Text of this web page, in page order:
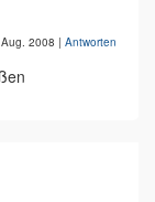
2008 | Antworten